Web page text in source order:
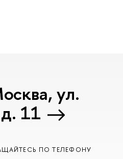
ул.
11
ПО ТЕЛЕФОНУ